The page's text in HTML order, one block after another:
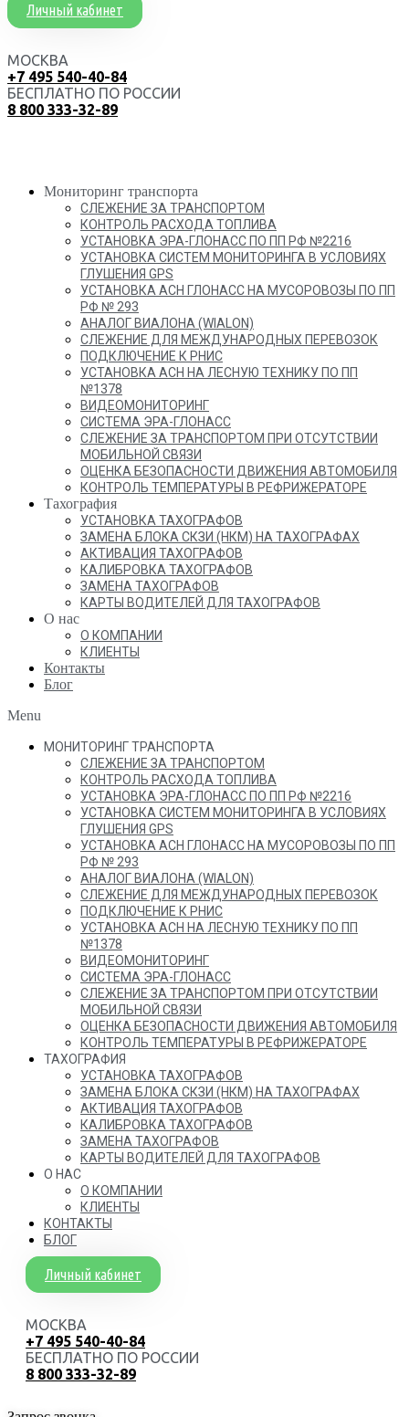
Личный кабинет
МОСКВА
+7 495 540-40-84
БЕСПЛАТНО ПО РОССИИ
8 800 333-32-89
Мониторинг транспорта
СЛЕЖЕНИЕ ЗА ТРАНСПОРТОМ
КОНТРОЛЬ РАСХОДА ТОПЛИВА
УСТАНОВКА ЭРА-ГЛОНАСС ПО ПП РФ №2216
УСТАНОВКА СИСТЕМ МОНИТОРИНГА В УСЛОВИЯХ
ГЛУШЕНИЯ GPS
УСТАНОВКА АСН ГЛОНАСС НА МУСОРОВОЗЫ ПО ПП
РФ № 293
АНАЛОГ ВИАЛОНА (WIALON)
СЛЕЖЕНИЕ ДЛЯ МЕЖДУНАРОДНЫХ ПЕРЕВОЗОК
ПОДКЛЮЧЕНИЕ К РНИС
УСТАНОВКА АСН НА ЛЕСНУЮ ТЕХНИКУ ПО ПП
№1378
ВИДЕОМОНИТОРИНГ
СИСТЕМА ЭРА-ГЛОНАСС
СЛЕЖЕНИЕ ЗА ТРАНСПОРТОМ ПРИ ОТСУТСТВИИ
МОБИЛЬНОЙ СВЯЗИ
ОЦЕНКА БЕЗОПАСНОСТИ ДВИЖЕНИЯ АВТОМОБИЛЯ
КОНТРОЛЬ ТЕМПЕРАТУРЫ В РЕФРИЖЕРАТОРЕ
Тахография
УСТАНОВКА ТАХОГРАФОВ
ЗАМЕНА БЛОКА СКЗИ (НКМ) НА ТАХОГРАФАХ
АКТИВАЦИЯ ТАХОГРАФОВ
КАЛИБРОВКА ТАХОГРАФОВ
ЗАМЕНА ТАХОГРАФОВ
КАРТЫ ВОДИТЕЛЕЙ ДЛЯ ТАХОГРАФОВ
О нас
О КОМПАНИИ
КЛИЕНТЫ
Контакты
Блог
Menu
МОНИТОРИНГ ТРАНСПОРТА
СЛЕЖЕНИЕ ЗА ТРАНСПОРТОМ
КОНТРОЛЬ РАСХОДА ТОПЛИВА
УСТАНОВКА ЭРА-ГЛОНАСС ПО ПП РФ №2216
УСТАНОВКА СИСТЕМ МОНИТОРИНГА В УСЛОВИЯХ
ГЛУШЕНИЯ GPS
УСТАНОВКА АСН ГЛОНАСС НА МУСОРОВОЗЫ ПО ПП
РФ № 293
АНАЛОГ ВИАЛОНА (WIALON)
СЛЕЖЕНИЕ ДЛЯ МЕЖДУНАРОДНЫХ ПЕРЕВОЗОК
ПОДКЛЮЧЕНИЕ К РНИС
УСТАНОВКА АСН НА ЛЕСНУЮ ТЕХНИКУ ПО ПП
№1378
ВИДЕОМОНИТОРИНГ
СИСТЕМА ЭРА-ГЛОНАСС
СЛЕЖЕНИЕ ЗА ТРАНСПОРТОМ ПРИ ОТСУТСТВИИ
МОБИЛЬНОЙ СВЯЗИ
ОЦЕНКА БЕЗОПАСНОСТИ ДВИЖЕНИЯ АВТОМОБИЛЯ
КОНТРОЛЬ ТЕМПЕРАТУРЫ В РЕФРИЖЕРАТОРЕ
ТАХОГРАФИЯ
УСТАНОВКА ТАХОГРАФОВ
ЗАМЕНА БЛОКА СКЗИ (НКМ) НА ТАХОГРАФАХ
АКТИВАЦИЯ ТАХОГРАФОВ
КАЛИБРОВКА ТАХОГРАФОВ
ЗАМЕНА ТАХОГРАФОВ
КАРТЫ ВОДИТЕЛЕЙ ДЛЯ ТАХОГРАФОВ
О НАС
О КОМПАНИИ
КЛИЕНТЫ
КОНТАКТЫ
БЛОГ
Личный кабинет
МОСКВА
+7 495 540-40-84
БЕСПЛАТНО ПО РОССИИ
8 800 333-32-89